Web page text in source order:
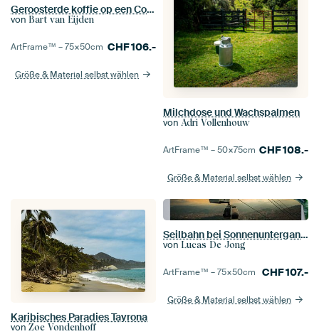
Geroosterde koffie op een Colombiaanse koffieplantage
von Bart van Eijden
ArtFrame™ –75×50cm CHF106.-
Größe & Material selbst wählen
Milchdose und Wachspalmen
von Adri Vollenhouw
ArtFrame™ –50×75cm CHF108.-
Größe & Material selbst wählen
Karibisches Paradies Tayrona
von Zoe Vondenhoff
Seilbahn bei Sonnenuntergang in Medellín
von Lucas De Jong
ArtFrame™ –75×50cm CHF107.-
Größe & Material selbst wählen